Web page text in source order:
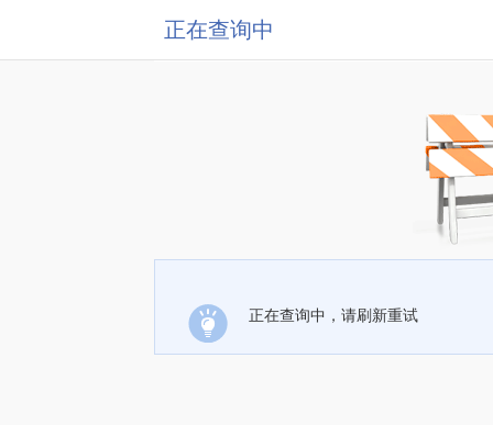
正在查询中
正在查询中，请刷新重试